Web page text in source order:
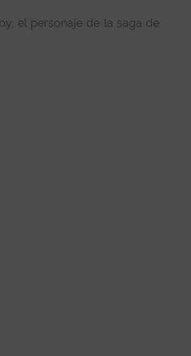
el personaje de la saga de